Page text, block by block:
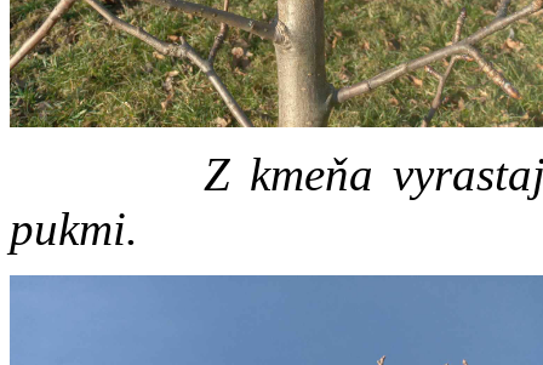
Z kmeňa vyrastajú
pukmi.